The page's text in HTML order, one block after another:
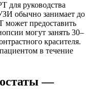
для руководства
обычно занимает до
предоставить
могут занять 30–
красителя.
в течение
—